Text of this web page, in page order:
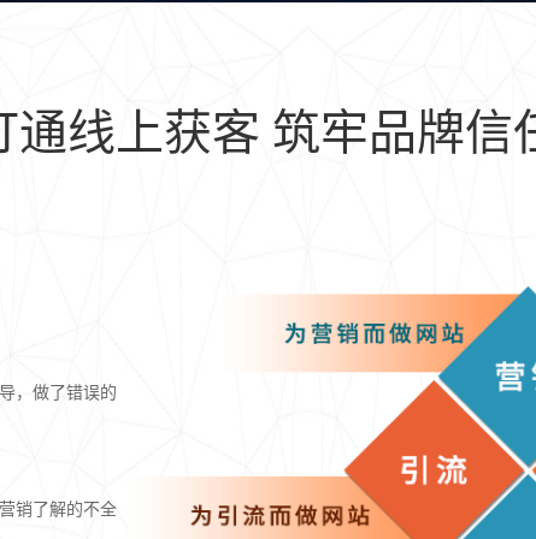
通线上获客 筑牢品牌信
，做了错误的
销了解的不全